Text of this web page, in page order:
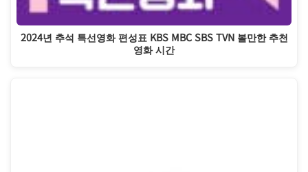
2024년 추석 특선영화 편성표 KBS MBC SBS TVN 볼만한 추천
영화 시간